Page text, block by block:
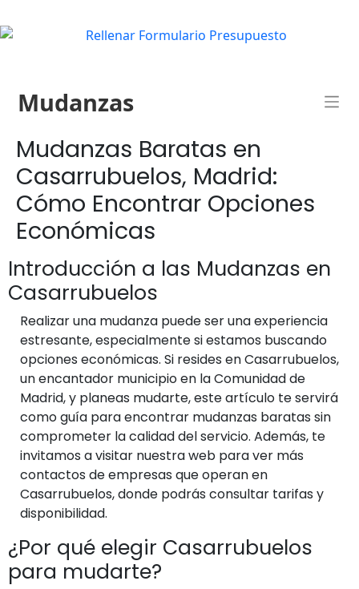
Mudanzas
Mudanzas Baratas en
Casarrubuelos, Madrid:
Cómo Encontrar Opciones
Económicas
Introducción a las Mudanzas en
Casarrubuelos
Realizar una mudanza puede ser una experiencia
estresante, especialmente si estamos buscando
opciones económicas. Si resides en Casarrubuelos,
un encantador municipio en la Comunidad de
Madrid, y planeas mudarte, este artículo te servirá
como guía para encontrar mudanzas baratas sin
comprometer la calidad del servicio. Además, te
invitamos a visitar nuestra web para ver más
contactos de empresas que operan en
Casarrubuelos, donde podrás consultar tarifas y
disponibilidad.
¿Por qué elegir Casarrubuelos
para mudarte?